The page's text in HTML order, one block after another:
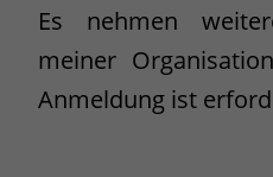
Es nehmen
meiner
Anmeldung ist